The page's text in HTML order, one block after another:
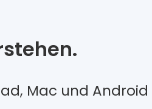
Mac und Android